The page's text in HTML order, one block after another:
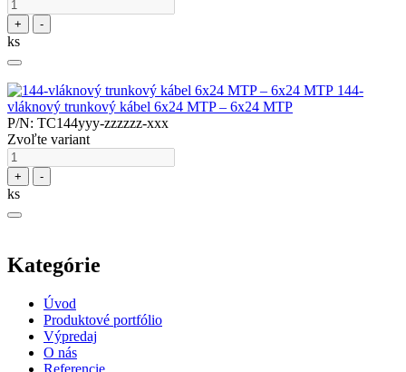
+ -
ks
144-
vláknový trunkový kábel 6x24 MTP – 6x24 MTP
P/N: TC144yyy-zzzzzz-xxx
Zvoľte variant
+ -
ks
Kategórie
Úvod
Produktové portfólio
Výpredaj
O nás